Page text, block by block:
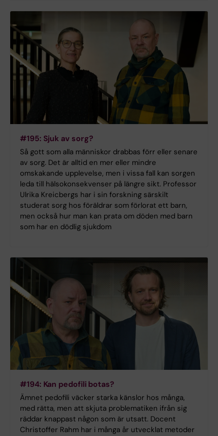
#195: Sjuk av sorg?
Så gott som alla människor drabbas förr eller senare
av sorg. Det är alltid en mer eller mindre
omskakande upplevelse, men i vissa fall kan sorgen
leda till hälsokonsekvenser på längre sikt. Professor
Ulrika Kreicbergs har i sin forskning särskilt
studerat sorg hos föräldrar som förlorat ett barn,
men också hur man kan prata om döden med barn
som har en dödlig sjukdom
#194: Kan pedofili botas?
Ämnet pedofili väcker starka känslor hos många,
med rätta, men att skjuta problematiken ifrån sig
räddar knappast någon som är utsatt. Docent
Christoffer Rahm har i många år utvecklat metoder